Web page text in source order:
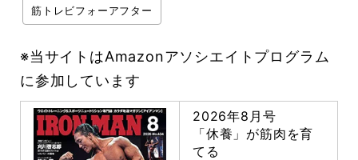
筋トレビフォーアフター
※当サイトはAmazonアソシエイトプログラム
に参加しています
2026年8月号
「休養」が筋肉を育
てる